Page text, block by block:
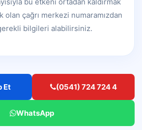
bu etkeni ortadan kaldırmak
olan çağrı merkezi numaramızdan
bilgileri alabilirsiniz.
Et (0541) 724 724 4
WhatsApp